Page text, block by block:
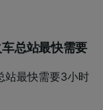
总站最快需要
站最快需要3小时